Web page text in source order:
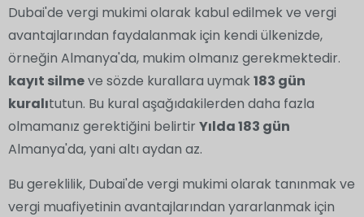
Dubai'de vergi mukimi olarak kabul edilmek ve vergi
avantajlarından faydalanmak için kendi ülkenizde,
örneğin Almanya'da, mukim olmanız gerekmektedir.
kayıt silmeve sözde kurallara uymak 183 gün
kuralıtutun. Bu kural aşağıdakilerden daha fazla
olmamanız gerektiğini belirtir Yılda 183 gün
Almanya'da, yani altı aydan az.
Bu gereklilik, Dubai'de vergi mukimi olarak tanınmak ve
vergi muafiyetinin avantajlarından yararlanmak için